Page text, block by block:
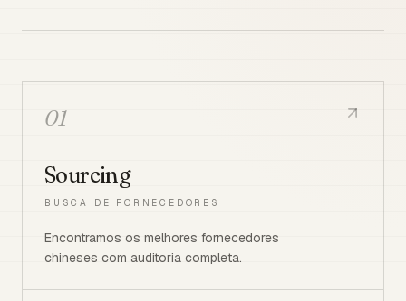
01
Sourcing
BUSCA DE FORNECEDORES
Encontramos os melhores fornecedores
chineses com auditoria completa.